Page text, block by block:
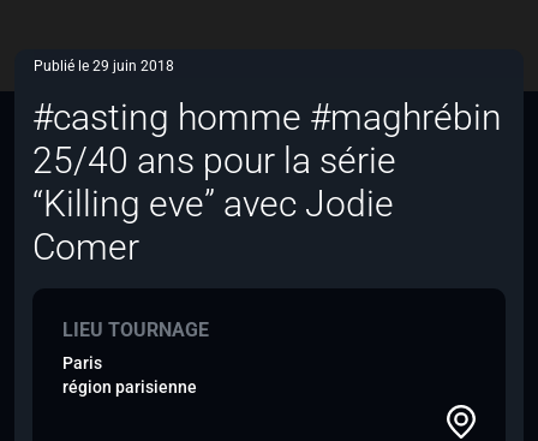
Publié le 29 juin 2018
#casting homme #maghrébin
25/40 ans pour la série
“Killing eve” avec Jodie
Comer
LIEU TOURNAGE
Paris
région parisienne